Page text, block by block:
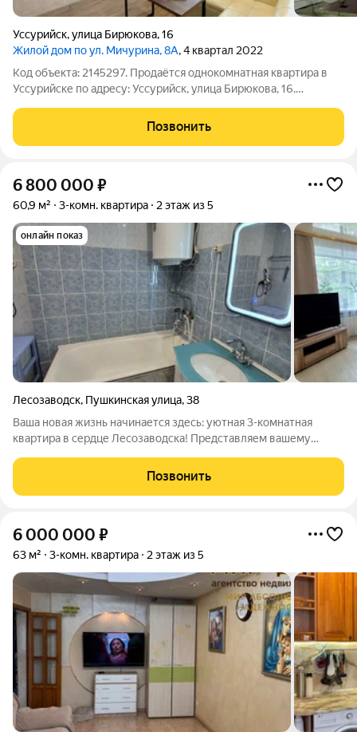
Уссурийск,улица Бирюкова,16
Жилой дом по ул. Мичурина, 8А, 4 квартал 2022
Код объекта: 2145297. Продаётся однокомнатная квартира в
Уссурийске по адресу: Уссурийск, улица Бирюкова, 16.
дома, построенного в 2023 году. Квартира теплая, южная,
сухая, не угловая,
Позвонить
6 800 000 ₽
60,9 м² 3-комн. квартира 2 этаж из 5
онлайн показ
Лесозаводск, Пушкинская улица,38
Ваша новая жизнь начинается здесь: уютная 3-комнатная
квартира в сердце Лесозаводска! Представляем вашему
теплую 3-комнатную квартиру, расположенную на втором
этаже добротного кирпичного дома по
Позвонить
6 000 000 ₽
63 м² 3-комн. квартира 2 этаж из 5